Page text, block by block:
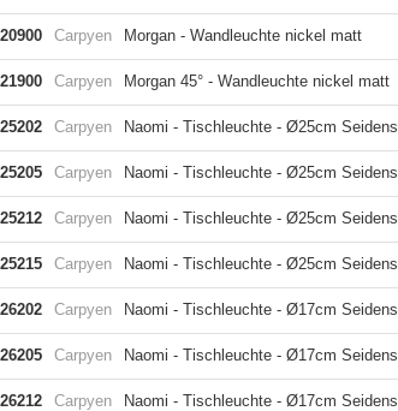
Carpyen Morgan - Wandleuchte nickel matt
Carpyen Morgan 45° - Wandleuchte nickel matt
Carpyen Naomi - Tischleuchte - Ø25cm
Carpyen Naomi - Tischleuchte - Ø25cm
Carpyen Naomi - Tischleuchte - Ø25cm
Carpyen Naomi - Tischleuchte - Ø25cm
Carpyen Naomi - Tischleuchte - Ø17cm
Carpyen Naomi - Tischleuchte - Ø17cm
Carpyen Naomi - Tischleuchte - Ø17cm